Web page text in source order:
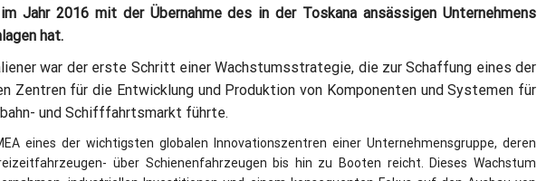
Jahr 2016 mit der Übernahme des in der Toskana ansässigen Unternehmens
hat.
war der erste Schritt einer Wachstumsstrategie, die zur Schaffung eines der
Zentren für die Entwicklung und Produktion von Komponenten und Systemen für
und Schifffahrtsmarkt führte.
eines der wichtigsten globalen Innovationszentren einer Unternehmensgruppe, deren
über Schienenfahrzeugen bis hin zu Booten reicht. Dieses Wachstum